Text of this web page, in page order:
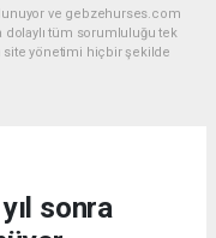
ve gebzehurses.com
dolaylı tüm sorumluluğu tek
site yönetimi hiçbir şekilde
sonra